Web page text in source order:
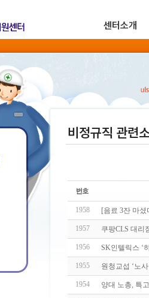
센터소개
비정규직 관련
1958 [음료 3잔 마
1957 쿠팡CLS 대리
1956 SK인텔릭스 ‘
1955 원청교섭 ‘노
1954 양대 노총, 특